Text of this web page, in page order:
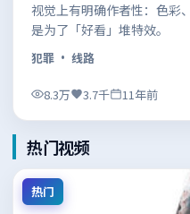
视觉上有明确作者性：色彩
是为了「好看」堆特效。
犯罪 · 线路
8.3万 3.7千 11年前
热门视频
热门